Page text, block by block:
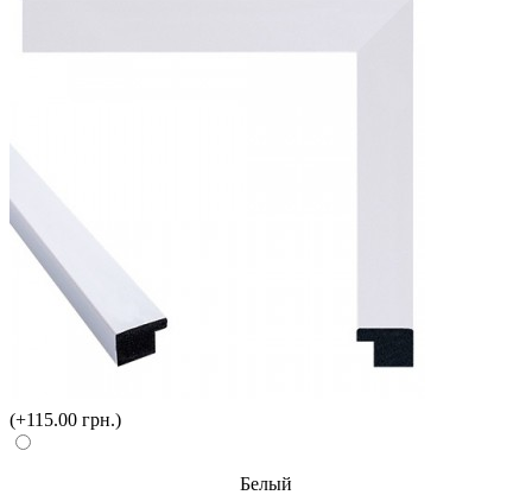
(+115.00 грн.)
Белый